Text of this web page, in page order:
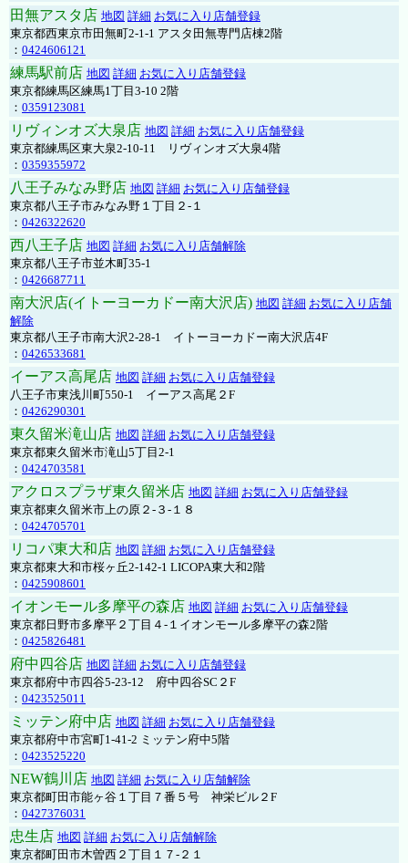
田無アスタ店 地図 詳細 お気に入り店舗登録
東京都西東京市田無町2-1-1 アスタ田無専門店棟2階
： 0424606121
練馬駅前店 地図 詳細 お気に入り店舗登録
東京都練馬区練馬1丁目3-10 2階
： 0359123081
リヴィンオズ大泉店 地図 詳細 お気に入り店舗登録
東京都練馬区東大泉2-10-11 リヴィンオズ大泉4階
： 0359355972
八王子みなみ野店 地図 詳細 お気に入り店舗登録
東京都八王子市みなみ野１丁目２-１
： 0426322620
西八王子店 地図 詳細 お気に入り店舗解除
東京都八王子市並木町35-1
： 0426687711
南大沢店(イトーヨーカドー南大沢店) 地図 詳細 お気に入り店舗
解除
東京都八王子市南大沢2-28-1 イトーヨーカドー南大沢店4F
： 0426533681
イーアス高尾店 地図 詳細 お気に入り店舗登録
八王子市東浅川町550-1 イーアス高尾２F
： 0426290301
東久留米滝山店 地図 詳細 お気に入り店舗登録
東京都東久留米市滝山5丁目2-1
： 0424703581
アクロスプラザ東久留米店 地図 詳細 お気に入り店舗登録
東京都東久留米市上の原２-３-１８
： 0424705701
リコパ東大和店 地図 詳細 お気に入り店舗登録
東京都東大和市桜ヶ丘2-142-1 LICOPA東大和2階
： 0425908601
イオンモール多摩平の森店 地図 詳細 お気に入り店舗登録
東京都日野市多摩平２丁目４-１イオンモール多摩平の森2階
： 0425826481
府中四谷店 地図 詳細 お気に入り店舗登録
東京都府中市四谷5-23-12 府中四谷SC２F
： 0423525011
ミッテン府中店 地図 詳細 お気に入り店舗登録
東京都府中市宮町1-41-2 ミッテン府中5階
： 0423525220
NEW鶴川店 地図 詳細 お気に入り店舗解除
東京都町田市能ヶ谷１丁目７番５号 神栄ビル２F
： 0427376031
忠生店 地図 詳細 お気に入り店舗解除
東京都町田市木曽西２丁目１７-２１